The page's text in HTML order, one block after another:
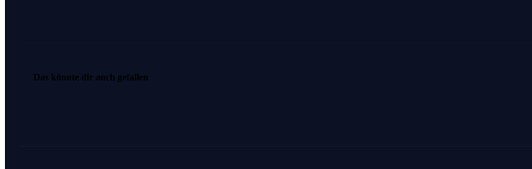
Das könnte dir auch gefallen